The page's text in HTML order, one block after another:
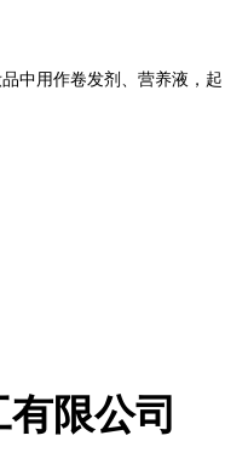
中用作卷发剂、营养液，起
限公司